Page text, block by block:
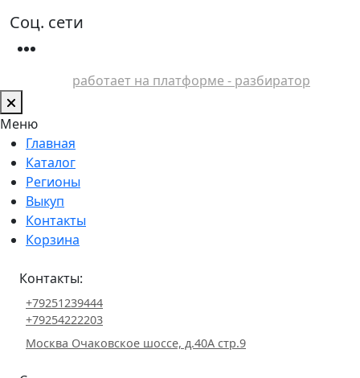
Соц. сети
работает на платформе - разбиратор
Меню
Главная
Каталог
Регионы
Выкуп
Контакты
Корзина
Контакты:
+79251239444
+79254222203
Москва Очаковское шоссе, д.40А стр.9